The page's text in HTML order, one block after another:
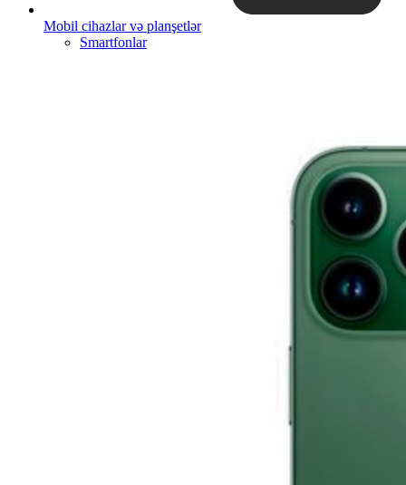
Mobil cihazlar və planşetlər
Smartfonlar